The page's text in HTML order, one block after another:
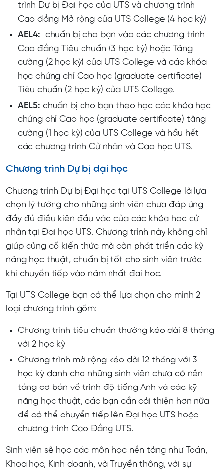
trình Dự bị Đại học của UTS và chương trình
Cao đẳng Mở rộng của UTS College (4 học kỳ)
AEL4: chuẩn bị cho bạn vào các chương trình
Cao đẳng Tiêu chuẩn (3 học kỳ) hoặc Tăng
cường (2 học kỳ) của UTS College và các khóa
học chứng chỉ Cao học (graduate certificate)
Tiêu chuẩn (2 học kỳ) của UTS College.
AEL5: chuẩn bị cho bạn theo học các khóa học
chứng chỉ Cao học (graduate certificate) tăng
cường (1 học kỳ) của UTS College và hầu hết
các chương trình Cử nhân và Cao học UTS.
Chương trình Dự bị đại học
Chương trình Dự bị Đại học tại UTS College là lựa
chọn lý tưởng cho những sinh viên chưa đáp ứng
đầy đủ điều kiện đầu vào của các khóa học cử
nhân tại Đại học UTS. Chương trình này không chỉ
giúp củng cố kiến thức mà còn phát triển các kỹ
năng học thuật, chuẩn bị tốt cho sinh viên trước
khi chuyển tiếp vào năm nhất đại học.
Tại UTS College bạn có thể lựa chọn cho mình 2
loại chương trình gồm:
Chương trình tiêu chuẩn thường kéo dài 8 tháng
với 2 học kỳ
Chương trình mở rộng kéo dài 12 tháng với 3
học kỳ dành cho những sinh viên chưa có nền
tảng cơ bản về trình độ tiếng Anh và các kỹ
năng học thuật, các bạn cần cải thiện hơn nữa
để có thể chuyển tiếp lên Đại học UTS hoặc
chương trình Cao Đẳng UTS.
Sinh viên sẽ học các môn học nền tảng như Toán,
Khoa học, Kinh doanh, và Truyền thông, với sự